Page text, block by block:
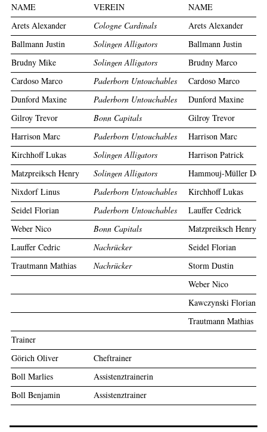
NAME
VEREIN
NAME
Arets Alexander
Cologne Cardinals
Arets Alexander
Ballmann Justin
Solingen Alligators
Ballmann Justin
Brudny Mike
Solingen Alligators
Brudny Marco
Cardoso Marco
Paderborn Untouchables
Cardoso Marco
Dunford Maxine
Paderborn Untouchables
Dunford Maxine
Gilroy Trevor
Bonn Capitals
Gilroy Trevor
Harrison Marc
Paderborn Untouchables
Harrison Marc
Kirchhoff Lukas
Solingen Alligators
Harrison Patrick
Matzpreiksch Henry
Solingen Alligators
Hammouj-Müller Dean
Nixdorf Linus
Paderborn Untouchables
Kirchhoff Lukas
Seidel Florian
Paderborn Untouchables
Lauffer Cedrick
Weber Nico
Bonn Capitals
Matzpreiksch Henry
Lauffer Cedric
Nachrücker
Seidel Florian
Trautmann Mathias
Nachrücker
Storm Dustin
Weber Nico
Kawczynski Florian
Trautmann Mathias
Trainer
Görich Oliver
Cheftrainer
Boll Marlies
Assistenztrainerin
Boll Benjamin
Assistenztrainer